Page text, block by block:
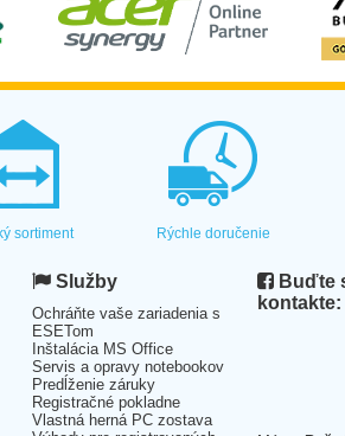
sortiment Rýchle doručenie
Služby
Ochráňte vaše zariadenia s
ESETom
Inštalácia MS Office
Servis a opravy notebookov
Predĺženie záruky
Registračné pokladne
Vlastná herná PC zostava
Buďte
kontakte: